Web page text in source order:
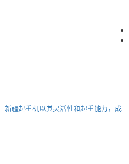
新疆起重机以其灵活性和起重能力，成